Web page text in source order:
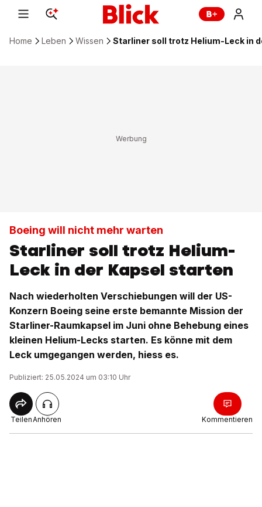
Home Leben Wissen Starliner soll trotz Helium-Leck in
Boeing will nicht mehr warten
Starliner soll trotz Helium-
Leck in der Kapsel starten
Nach wiederholten Verschiebungen will der US-
Konzern Boeing seine erste bemannte Mission der
Starliner-Raumkapsel im Juni ohne Behebung eines
kleinen Helium-Lecks starten. Es könne mit dem
Leck umgegangen werden, hiess es.
Publiziert: 25.05.2024 um 03:10 Uhr
TeilenAnhören Kommentieren